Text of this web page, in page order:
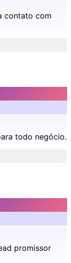
contato com
todo negócio.
promissor